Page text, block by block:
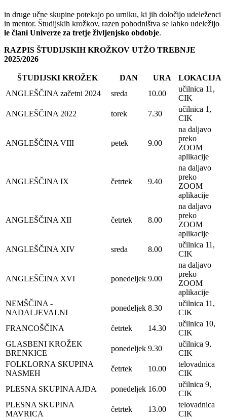
in druge učne skupine potekajo po urniku, ki jih določijo udeleženci
in mentor. Študijskih krožkov, razen pohodništva se lahko udeležijo
le člani Univerze za tretje življenjsko obdobje.
RAZPIS ŠTUDIJSKIH KROŽKOV UTŽO TREBNJE
2025/2026
ŠTUDIJSKI KROŽEK DAN URA
LOKACIJA
ANGLEŠČINA začetni 2024
sreda 10.00
učilnica 11,
CIK
ANGLEŠČINA 2022
torek 7.30
učilnica 1,
CIK
ANGLEŠČINA VIII petek 9.00
na daljavo
preko
ZOOM
aplikacije
ANGLEŠČINA IX četrtek 9.40
na daljavo
preko
ZOOM
aplikacije
ANGLEŠČINA XII četrtek 8.00
na daljavo
preko
ZOOM
aplikacije
ANGLEŠČINA XIV
sreda 8.00
učilnica 11,
CIK
ANGLEŠČINA XVI ponedeljek 9.00
na daljavo
preko
ZOOM
aplikacije
NEMŠČINA -
NADALJEVALNI
ponedeljek 8.30
učilnica 11,
CIK
FRANCOŠČINA
četrtek 14.30
učilnica 10,
CIK
GLASBENI KROŽEK
BRENKICE
ponedeljek 9.30
učilnica 9,
CIK
FOLKLORNA SKUPINA
NASMEH
četrtek 10.00
telovadnica
CIK
PLESNA SKUPINA AJDA
ponedeljek 16.00
učilnica 9,
CIK
PLESNA SKUPINA
MAVRICA
četrtek 13.00
telovadnica
CIK